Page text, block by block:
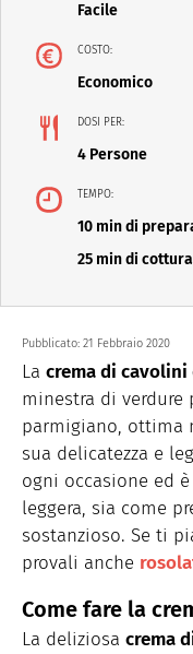
Facile
COSTO:
Economico
DOSI PER:
4 Persone
TEMPO:
10 min di
25 min di cottura
Pubblicato: 21 Febbraio 2020
La crema di
minestra di verdure
parmigiano, ottima
sua delicatezza e
ogni occasione ed
leggera, sia come
sostanzioso. Se ti
provali anche
Come fare la
La deliziosa crema